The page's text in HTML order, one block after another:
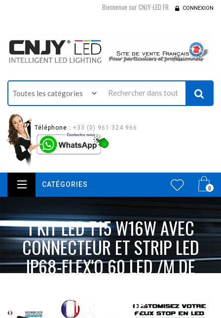
Bienvenue sur CNJY-LED.FR CONNEXION
Téléphone : +33 (0) 961 324 966
0
CATÉGORIES
1 KIT LED T15 W16W AVEC
CONNECTEUR ET STRIP LED
IP68-FLEX'O 60 LED /M DE
FEUX STOP